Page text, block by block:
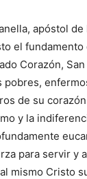
apóstol
el fundamento
Corazón,
pobres,
de su
y la
para servir y
mismo Cristo